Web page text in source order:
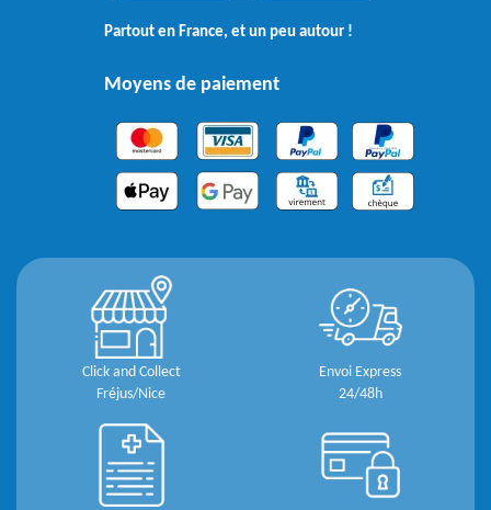
Partout en France, et un peu autour !
Moyens de paiement
Click and Collect
Fréjus/Nice
Envoi Express
24/48h